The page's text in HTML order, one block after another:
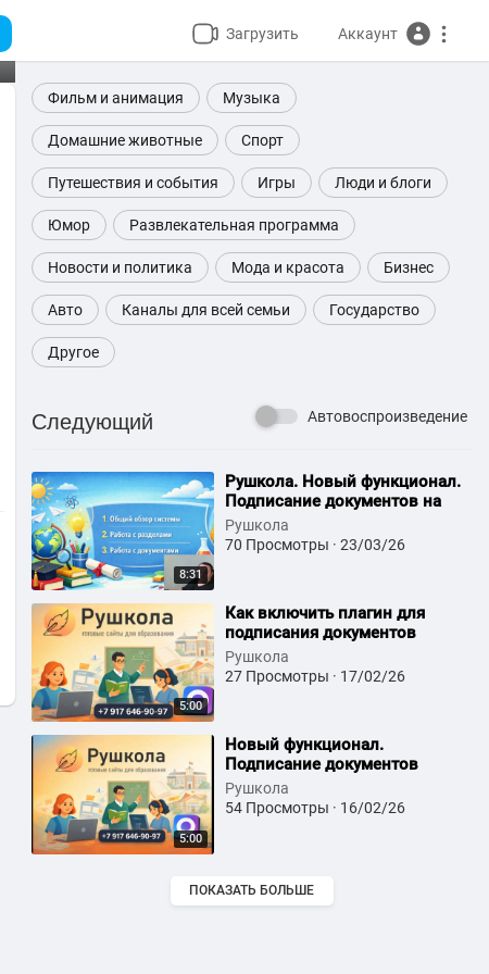
Загрузить Аккаунт
Фильм и анимация Музыка
Домашние животные Спорт
Путешествия и события Игры Люди и блоги
Юмор Развлекательная программа
Новости и политика Мода и красота Бизнес
Авто Каналы для всей семьи Государство
Другое
Следующий Автовоспроизведение
8:31
⁣Рушкола. Новый функционал.
Подписание документов на
сайте
Рушкола
70 Просмотры · 23/03/26
5:00
⁣Как включить плагин для
подписания документов
КриптоПро ЭЦП
Рушкола
27 Просмотры · 17/02/26
5:00
⁣Новый функционал.
Подписание документов
электронной подписью на
сайте
Рушкола
54 Просмотры · 16/02/26
ПОКАЗАТЬ БОЛЬШЕ